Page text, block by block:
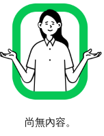
尚無內容。